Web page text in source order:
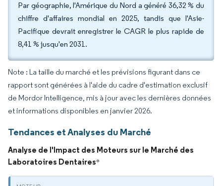
Par géographie, l'Amérique du Nord a généré 36,32 % du
chiffre d'affaires mondial en 2025, tandis que l'Asie-
Pacifique devrait enregistrer le CAGR le plus rapide de
8,41 % jusqu'en 2031.
Note : La taille du marché et les prévisions figurant dans ce
rapport sont générées à l'aide du cadre d'estimation exclusif
de Mordor Intelligence, mis à jour avec les dernières données
et informations disponibles en janvier 2026.
Tendances et Analyses du Marché
Analyse de l'Impact des Moteurs sur le Marché des
Laboratoires Dentaires*